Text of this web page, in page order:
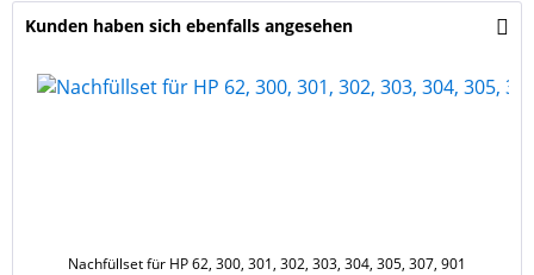
Kunden haben sich ebenfalls angesehen
Nachfüllset für HP 62, 300, 301, 302, 303, 304, 305, 307, 901